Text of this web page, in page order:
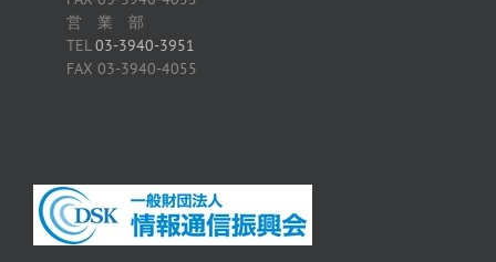
営 業 部
TEL03-3940-3951
FAX 03-3940-4055